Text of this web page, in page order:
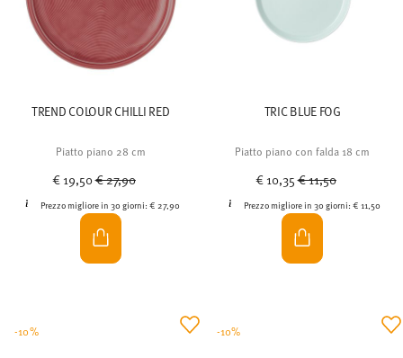
TREND COLOUR CHILLI RED
Piatto piano 28 cm
€ 19,50Price reduced from
€ 27,90
Prezzo migliore in 30 giorni:€ 27,90
TRIC BLUE FOG
Piatto piano con falda 18 cm
€ 10,35Price reduced from
€ 11,50
Prezzo migliore in 30 giorni:€ 11,50
-10% -10%